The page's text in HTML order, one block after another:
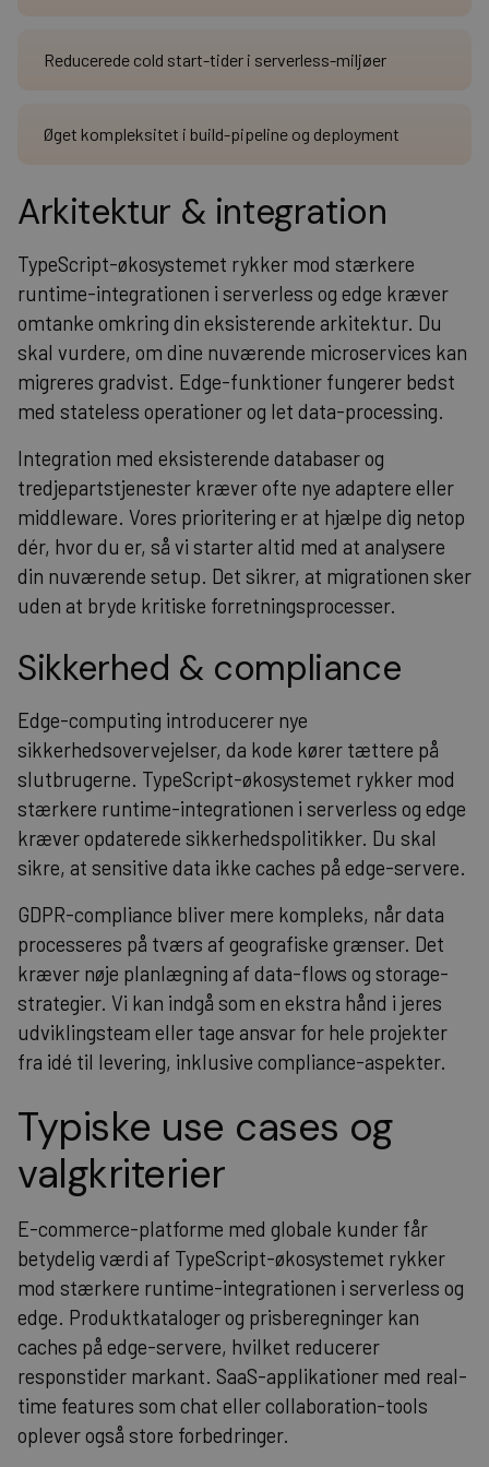
Reducerede cold start-tider i serverless-miljøer
Øget kompleksitet i build-pipeline og deployment
Arkitektur & integration
TypeScript-økosystemet rykker mod stærkere
runtime-integrationen i serverless og edge kræver
omtanke omkring din eksisterende arkitektur. Du
skal vurdere, om dine nuværende microservices kan
migreres gradvist. Edge-funktioner fungerer bedst
med stateless operationer og let data-processing.
Integration med eksisterende databaser og
tredjepartstjenester kræver ofte nye adaptere eller
middleware. Vores prioritering er at hjælpe dig netop
dér, hvor du er, så vi starter altid med at analysere
din nuværende setup. Det sikrer, at migrationen sker
uden at bryde kritiske forretningsprocesser.
Sikkerhed & compliance
Edge-computing introducerer nye
sikkerhedsovervejelser, da kode kører tættere på
slutbrugerne. TypeScript-økosystemet rykker mod
stærkere runtime-integrationen i serverless og edge
kræver opdaterede sikkerhedspolitikker. Du skal
sikre, at sensitive data ikke caches på edge-servere.
GDPR-compliance bliver mere kompleks, når data
processeres på tværs af geografiske grænser. Det
kræver nøje planlægning af data-flows og storage-
strategier. Vi kan indgå som en ekstra hånd i jeres
udviklingsteam eller tage ansvar for hele projekter
fra idé til levering, inklusive compliance-aspekter.
Typiske use cases og
valgkriterier
E-commerce-platforme med globale kunder får
betydelig værdi af TypeScript-økosystemet rykker
mod stærkere runtime-integrationen i serverless og
edge. Produktkataloger og prisberegninger kan
caches på edge-servere, hvilket reducerer
responstider markant. SaaS-applikationer med real-
time features som chat eller collaboration-tools
oplever også store forbedringer.